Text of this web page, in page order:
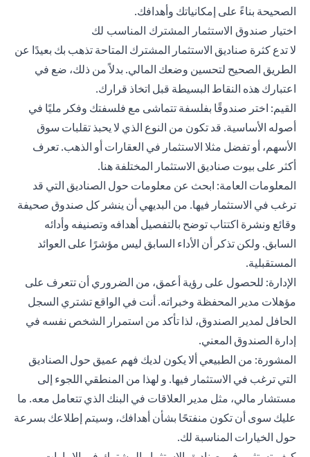
الصحيحة بناءً على إمكانياتك وأهدافك.
اختيار صندوق الاستثمار المشترك المناسب لك
لا تدع كثرة صناديق الاستثمار المشترك المتاحة تذهب بك بعيدًا عن
الطريق الصحيح لتحسين وضعك المالي. بدلاً من ذلك، ضع في
اعتبارك هذه النقاط البسيطة قبل اتخاذ قرارك.
القيم: اختر صندوقًا بفلسفة تتماشى مع فلسفتك وفكر مليًا في
أصوله الأساسية. قد تكون من النوع الذي لا يحبذ تقلبات سوق
الأسهم، أو تفضل مثلا الاستثمار في العقارات أو الذهب. تعرف
أكثر على بيوت صناديق الاستثمار المختلفة هنا.
المعلومات العامة: ابحث عن معلومات حول الصناديق التي قد
ترغب في الاستثمار فيها. من البديهي أن ينشر كل صندوق صحيفة
وقائع ونشرة اكتتاب توضح بالتفصيل أهدافه وتصنيفه وأدائه
السابق. ولكن تذكر أن الأداء السابق ليس مؤشرًا على العوائد
المستقبلية.
الإدارة: للحصول على رؤية أعمق، من الضروري أن تتعرف على
مؤهلات مدير المحفظة وخبراته. أنت في الواقع تشتري السجل
الحافل لمدير الصندوق، لذا تأكد من استمرار الشخص نفسه في
إدارة الصندوق المعني.
المشورة: من الطبيعي ألا يكون لديك فهم عميق حول الصناديق
التي ترغب في الاستثمار فيها. و لهذا من المنطقي اللجوء إلى
مستشار مالي، مثل مدير العلاقات في البنك الذي تتعامل معه. ما
عليك سوى أن تكون منفتحًا بشأن أهدافك، وسيتم إطلاعك بسرعة
حول الخيارات المناسبة لك.